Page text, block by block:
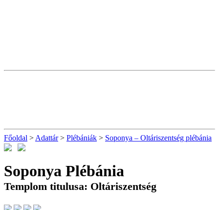
Főoldal > Adattár> Plébániák > Soponya – Oltáriszentség plébánia
Soponya Plébánia
Templom titulusa: Oltáriszentség